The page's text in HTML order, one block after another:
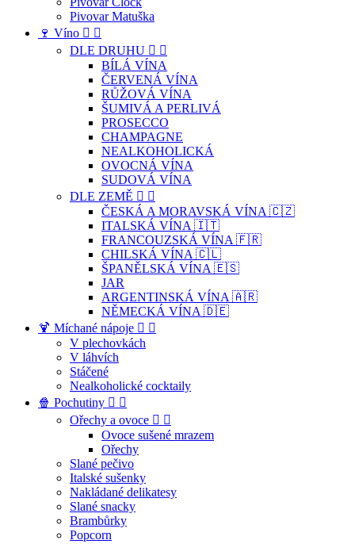
Pivovar Matuška
🍷 Víno  
DLE DRUHU  
BÍLÁ VÍNA
ČERVENÁ VÍNA
RŮŽOVÁ VÍNA
ŠUMIVÁ A PERLIVÁ
PROSECCO
CHAMPAGNE
NEALKOHOLICKÁ
OVOCNÁ VÍNA
SUDOVÁ VÍNA
DLE ZEMĚ  
ČESKÁ A MORAVSKÁ VÍNA 🇨🇿
ITALSKÁ VÍNA 🇮🇹
FRANCOUZSKÁ VÍNA 🇫🇷
CHILSKÁ VÍNA 🇨🇱
ŠPANĚLSKÁ VÍNA 🇪🇸
JAR
ARGENTINSKÁ VÍNA 🇦🇷
NĚMECKÁ VÍNA 🇩🇪
🍹 Míchané nápoje  
V plechovkách
V láhvích
Stáčené
Nealkoholické cocktaily
🍿 Pochutiny  
Ořechy a ovoce  
Ovoce sušené mrazem
Ořechy
Slané pečivo
Italské sušenky
Nakládané delikatesy
Slané snacky
Brambůrky
Popcorn